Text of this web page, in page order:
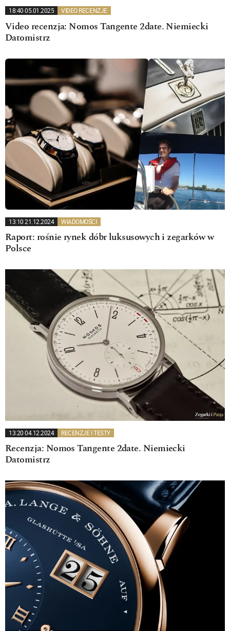
18:40 05.01.2025 VIDEO RECENZJE
Video recenzja: Nomos Tangente 2date. Niemiecki
Datomistrz
13:10 21.12.2024 WIADOMOŚCI
Raport: rośnie rynek dóbr luksusowych i zegarków w
Polsce
13:20 04.12.2024 RECENZJE I TESTY
Recenzja: Nomos Tangente 2date. Niemiecki
Datomistrz